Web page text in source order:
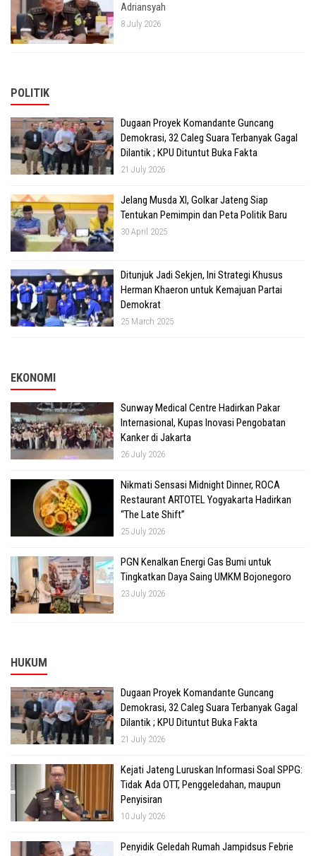
Adriansyah
8 July 2026
POLITIK
Dugaan Proyek Komandante Guncang
Demokrasi, 32 Caleg Suara Terbanyak Gagal
Dilantik ; KPU Dituntut Buka Fakta
21 July 2026
Jelang Musda XI, Golkar Jateng Siap
Tentukan Pemimpin dan Peta Politik Baru
30 April 2025
Ditunjuk Jadi Sekjen, Ini Strategi Khusus
Herman Khaeron untuk Kemajuan Partai
Demokrat
25 March 2025
EKONOMI
Sunway Medical Centre Hadirkan Pakar
Internasional, Kupas Inovasi Pengobatan
Kanker di Jakarta
26 July 2026
Nikmati Sensasi Midnight Dinner, ROCA
Restaurant ARTOTEL Yogyakarta Hadirkan
“The Late Shift”
25 July 2026
PGN Kenalkan Energi Gas Bumi untuk
Tingkatkan Daya Saing UMKM Bojonegoro
23 July 2026
HUKUM
Dugaan Proyek Komandante Guncang
Demokrasi, 32 Caleg Suara Terbanyak Gagal
Dilantik ; KPU Dituntut Buka Fakta
21 July 2026
Kejati Jateng Luruskan Informasi Soal SPPG:
Tidak Ada OTT, Penggeledahan, maupun
Penyisiran
10 July 2026
Penyidik Geledah Rumah Jampidsus Febrie